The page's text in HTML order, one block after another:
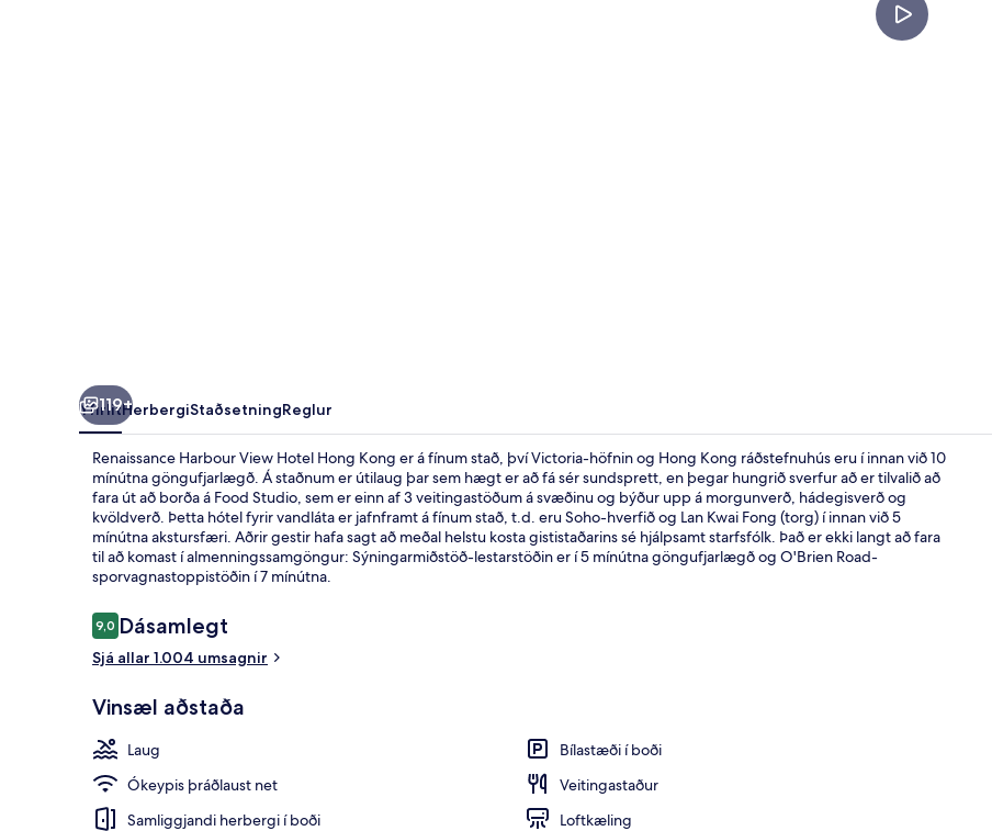
Bar (á gististað)
119+
YfirlitHerbergiStaðsetningReglur
Renaissance Harbour View Hotel Hong Kong er á fínum stað, því Victoria-höfnin og Hong Kong ráðstefnuhús eru í innan við 10
mínútna göngufjarlægð. Á staðnum er útilaug þar sem hægt er að fá sér sundsprett, en þegar hungrið sverfur að er tilvalið að
fara út að borða á Food Studio, sem er einn af 3 veitingastöðum á svæðinu og býður upp á morgunverð, hádegisverð og
kvöldverð. Þetta hótel fyrir vandláta er jafnframt á fínum stað, t.d. eru Soho-hverfið og Lan Kwai Fong (torg) í innan við 5
mínútna akstursfæri. Aðrir gestir hafa sagt að meðal helstu kosta gististaðarins sé hjálpsamt starfsfólk. Það er ekki langt að fara
til að komast í almenningssamgöngur: Sýningarmiðstöð-lestarstöðin er í 5 mínútna göngufjarlægð og O'Brien Road-
sporvagnastoppistöðin í 7 mínútna.
Umsagnir
9,09,0 af 10
Dásamlegt
Sjá allar 1.004 umsagnir
Vinsæl aðstaða
Laug
Bílastæði í boði
Ókeypis þráðlaust net
Veitingastaður
Samliggjandi herbergi í boði
Loftkæling